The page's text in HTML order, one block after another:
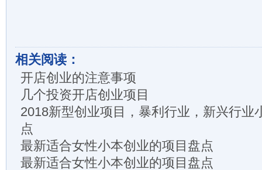
相关阅读：
开店创业的注意事项
几个投资开店创业项目
2018新型创业项目，暴利行业，新兴行业
点
最新适合女性小本创业的项目盘点
最新适合女性小本创业的项目盘点